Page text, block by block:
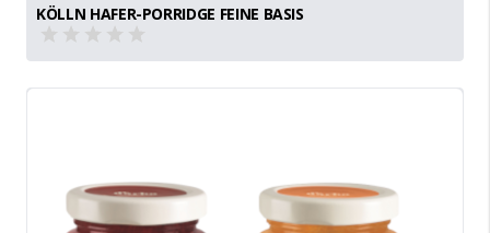
KÖLLN HAFER-PORRIDGE FEINE BASIS